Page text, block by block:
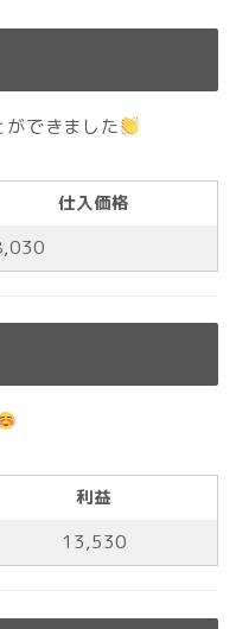
できました
仕入価格
利益
13,530